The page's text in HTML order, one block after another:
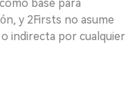
base para
y 2Firsts no asume
indirecta por cualquier